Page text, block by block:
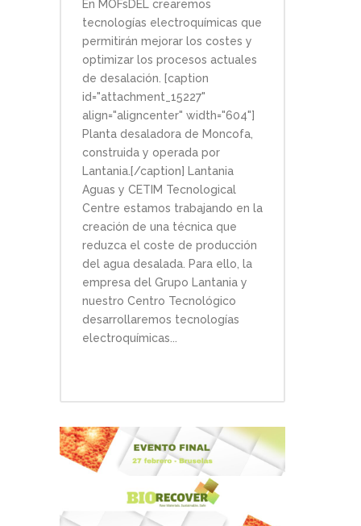
En MOFsDEL crearemos
tecnologías electroquímicas que
permitirán mejorar los costes y
optimizar los procesos actuales
de desalación. [caption
id="attachment_15227"
align="aligncenter" width="604"]
Planta desaladora de Moncofa,
construida y operada por
Lantania.[/caption] Lantania
Aguas y CETIM Tecnological
Centre estamos trabajando en la
creación de una técnica que
reduzca el coste de producción
del agua desalada. Para ello, la
empresa del Grupo Lantania y
nuestro Centro Tecnológico
desarrollaremos tecnologías
electroquímicas...